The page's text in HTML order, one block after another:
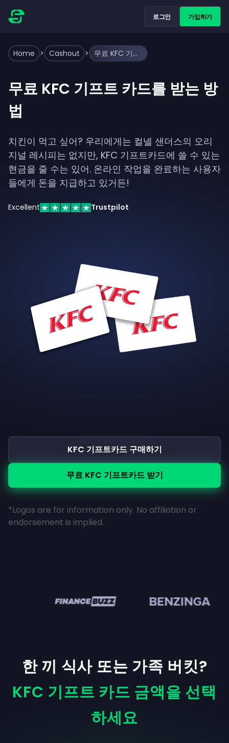
로그인 가입하기
Home > Cashout > 무료 KFC 기프트 카드를 받는 방법
무료 KFC 기프트 카드를 받는 방
법
치킨이 먹고 싶어? 우리에게는 컬넬 샌더스의 오리
지널 레시피는 없지만, KFC 기프트카드에 쓸 수 있는
현금을 줄 수는 있어. 온라인 작업을 완료하는 사용자
들에게 돈을 지급하고 있거든!
Excellent Trustpilot
KFC 기프트카드 구매하기
무료 KFC 기프트카드 받기
*Logos are for information only. No affiliation or
endorsement is implied.
한 끼 식사 또는 가족 버킷?
KFC 기프트 카드 금액을 선택
하세요